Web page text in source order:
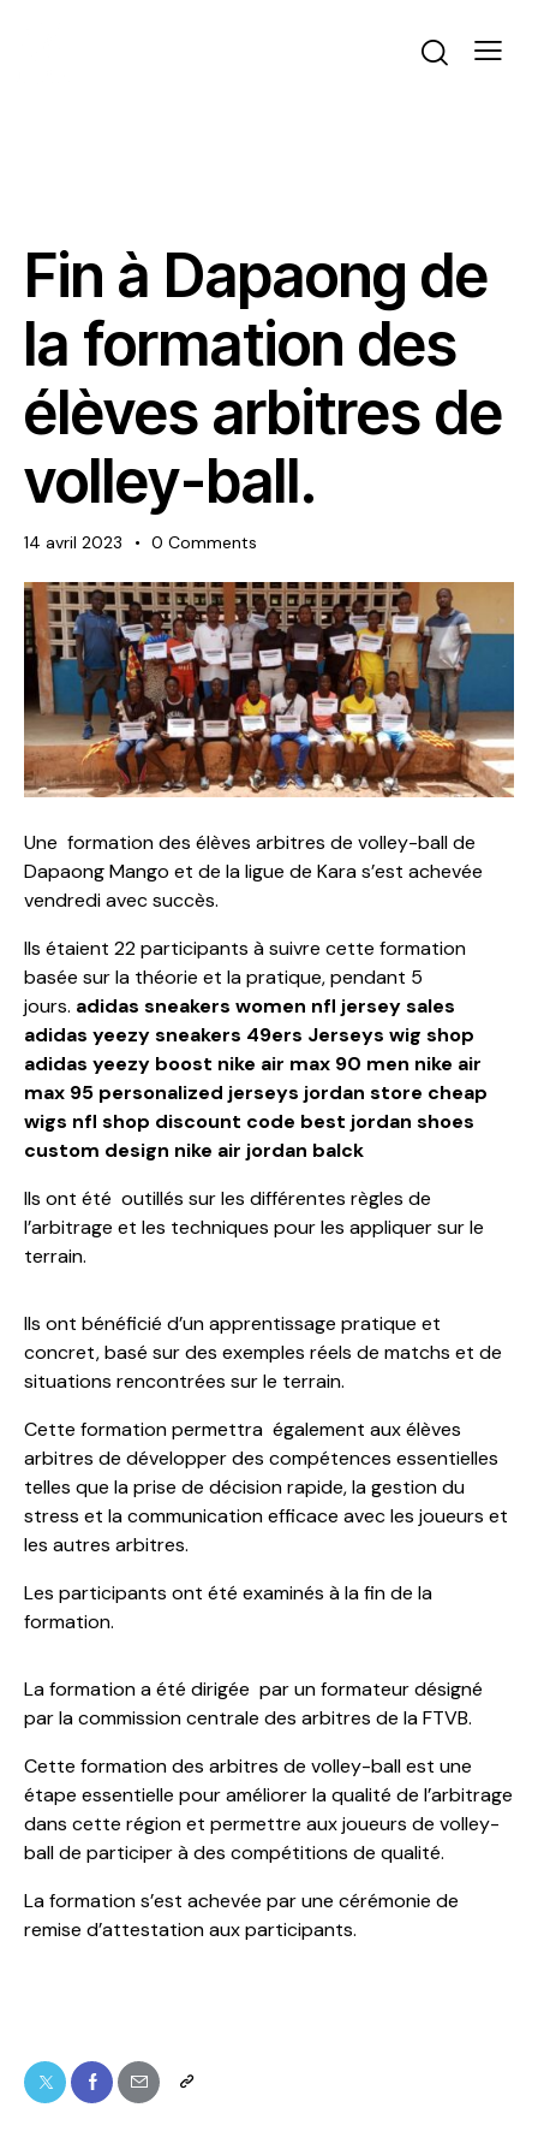
Fin à Dapaong de
la formation des
élèves arbitres de
volley-ball.
14 avril 2023 0 Comments
Une formation des élèves arbitres de volley-ball de
Dapaong Mango et de la ligue de Kara s’est achevée
vendredi avec succès.
Ils étaient 22 participants à suivre cette formation
basée sur la théorie et la pratique, pendant 5
jours. adidas sneakers women nfl jersey sales
adidas yeezy sneakers 49ers Jerseys wig shop
adidas yeezy boost nike air max 90 men nike air
max 95 personalized jerseys jordan store cheap
wigs nfl shop discount code best jordan shoes
custom design nike air jordan balck
Ils ont été outillés sur les différentes règles de
l’arbitrage et les techniques pour les appliquer sur le
terrain.
Ils ont bénéficié d’un apprentissage pratique et
concret, basé sur des exemples réels de matchs et de
situations rencontrées sur le terrain.
Cette formation permettra également aux élèves
arbitres de développer des compétences essentielles
telles que la prise de décision rapide, la gestion du
stress et la communication efficace avec les joueurs et
les autres arbitres.
Les participants ont été examinés à la fin de la
formation.
La formation a été dirigée par un formateur désigné
par la commission centrale des arbitres de la FTVB.
Cette formation des arbitres de volley-ball est une
étape essentielle pour améliorer la qualité de l’arbitrage
dans cette région et permettre aux joueurs de volley-
ball de participer à des compétitions de qualité.
La formation s’est achevée par une cérémonie de
remise d’attestation aux participants.